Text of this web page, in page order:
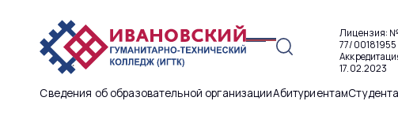
Лицензия:
77/00181955
17.02.2023
Сведения об образовательной организацииАбитуриентам